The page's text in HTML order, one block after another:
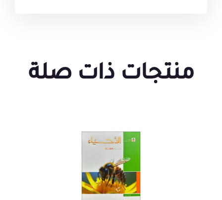
منتجات ذات صلة